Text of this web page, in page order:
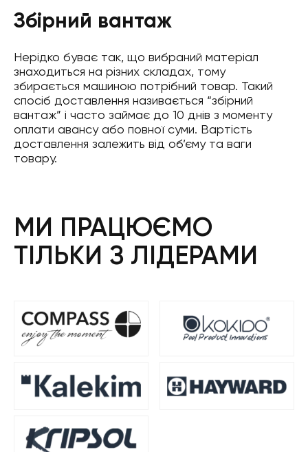
Збірний вантаж
Нерідко буває так, що вибраний матеріал
знаходиться на різних складах, тому
збирається машиною потрібний товар. Такий
спосіб доставлення називається “збірний
вантаж” і часто займає до 10 днів з моменту
оплати авансу або повної суми. Вартість
доставлення залежить від об’єму та ваги
товару.
МИ ПРАЦЮЄМО
ТІЛЬКИ З ЛІДЕРАМИ